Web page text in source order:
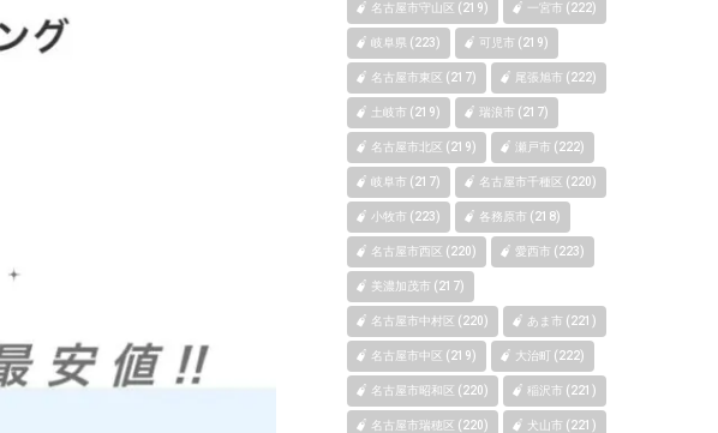
名古屋市守山区 (219) 一宮市 (222)
岐阜県 (223) 可児市 (219)
名古屋市東区 (217) 尾張旭市 (222)
土岐市 (219) 瑞浪市 (217)
名古屋市北区 (219) 瀬戸市 (222)
岐阜市 (217) 名古屋市千種区 (220)
小牧市 (223) 各務原市 (218)
名古屋市西区 (220) 愛西市 (223)
美濃加茂市 (217)
名古屋市中村区 (220) あま市 (221)
名古屋市中区 (219) 大治町 (222)
名古屋市昭和区 (220) 稲沢市 (221)
名古屋市瑞穂区 (220) 犬山市 (221)